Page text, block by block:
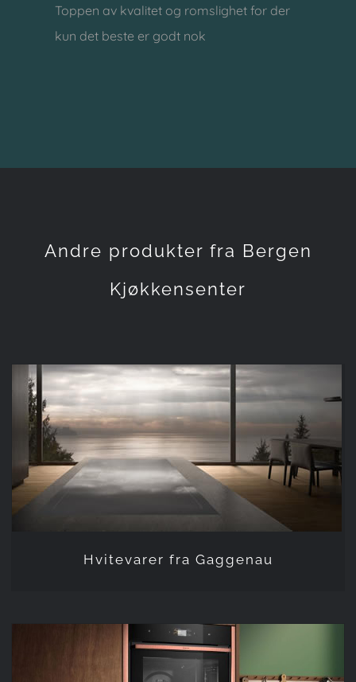
Toppen av kvalitet og romslighet for der
kun det beste er godt nok
Andre produkter fra Bergen
Kjøkkensenter
Hvitevarer fra Gaggenau
Hvitevarer fra Gaggenau